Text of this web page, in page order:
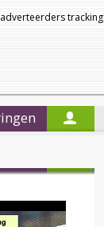
tracking
a
a